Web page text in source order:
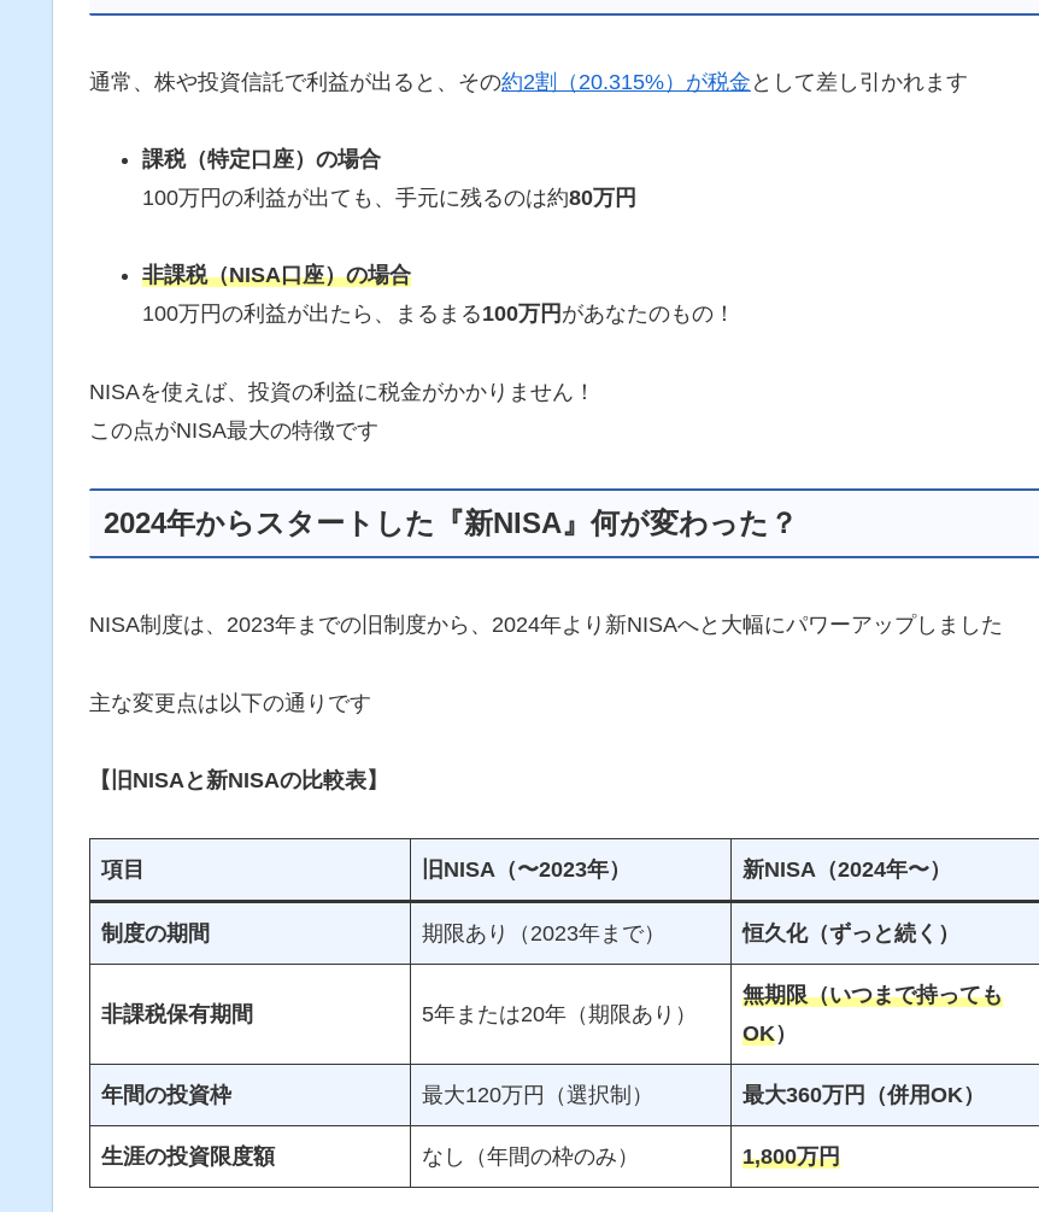
通常、株や投資信託で利益が出ると、その約2割（20.315%）が税金 として差し引かれます
課税（特定口座）の場合
100万円の利益が出ても、手元に残るのは約80万円
非課税（NISA口座）の場合
100万円の利益が出たら、まるまる100万円 があなたのもの！
NISAを使えば、投資の利益に税金がかかりません！
この点がNISA最大の特徴です
2024年からスタートした『新NISA』何が変わった？
NISA制度は、2023年までの旧制度から、2024年より新NISAへと大幅にパワーアップしました
主な変更点は以下の通りです
【旧NISAと新NISAの比較表】
項目 旧NISA（〜2023年） 新NISA（2024年〜）
制度の期間 期限あり（2023年まで） 恒久化（ずっと続く）
非課税保有期間 5年または20年（期限あり）
無期限（いつまで持っても
OK）
年間の投資枠 最大120万円（選択制） 最大360万円（併用OK）
生涯の投資限度額 なし（年間の枠のみ） 1,800万円